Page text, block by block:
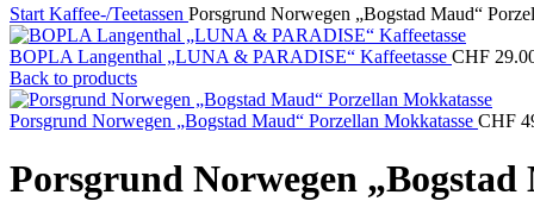
Start Kaffee-/Teetassen Porsgrund Norwegen „Bogstad Maud“
BOPLA Langenthal „LUNA & PARADISE“ Kaffeetasse CHF
Back to products
Porsgrund Norwegen „Bogstad Maud“ Porzellan Mokkatasse CHF
Porsgrund Norwegen